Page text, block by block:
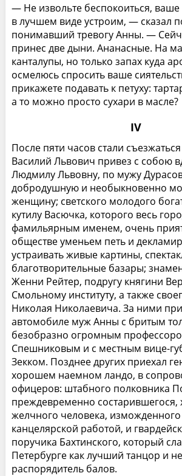
— Не извольте беспокоиться, ваше
в лучшем виде устроим, — сказал
понимавший тревогу Анны. —
принес две дыни. Ананасные. На
канталупы, но только запах куда
осмелюсь спросить ваше
прикажете подавать к петуху:
а то можно просто сухари в масле?
IV
После пяти часов стали
Василий Львович привез с собою
Людмилу Львовну, по мужу
добродушную и необыкновенно
женщину; светского молодого
кутилу Васючка, которого весь
фамильярным именем, очень
обществе уменьем петь и
устраивать живые картины,
благотворительные базары;
Женни Рейтер, подругу княгини
Смольному институту, а также
Николая Николаевича. За ними
автомобиле муж Анны с бритым
безобразно огромным
Спешниковым и с местным вице-
Зекком. Позднее других приехал
хорошем наемном ландо, в
офицеров: штабного полковника
преждевременно состарившегося,
желчного человека,
канцелярской работой, и
поручика Бахтинского, который
Петербурге как лучший танцор и
распорядитель балов.